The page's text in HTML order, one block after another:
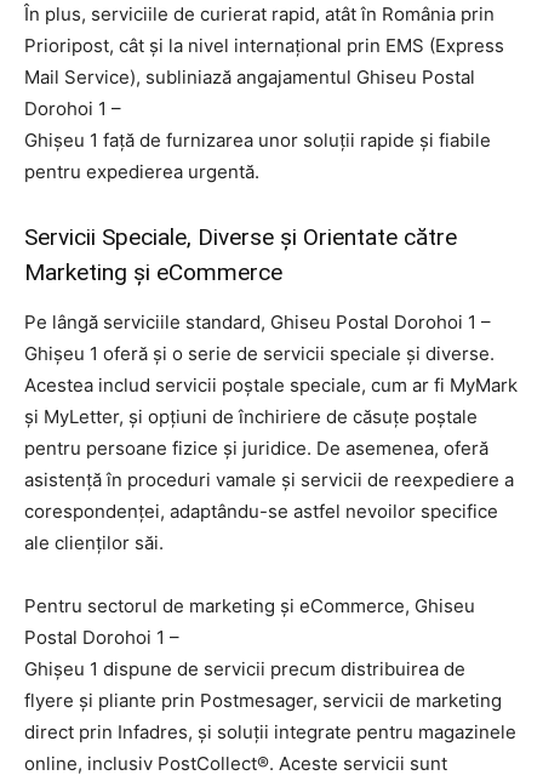
În plus, serviciile de curierat rapid, atât în România prin
Prioripost, cât și la nivel internațional prin EMS (Express
Mail Service), subliniază angajamentul Ghiseu Postal
Dorohoi 1 –
Ghişeu 1 față de furnizarea unor soluții rapide și fiabile
pentru expedierea urgentă.
Servicii Speciale, Diverse și Orientate către
Marketing și eCommerce
Pe lângă serviciile standard, Ghiseu Postal Dorohoi 1 –
Ghişeu 1 oferă și o serie de servicii speciale și diverse.
Acestea includ servicii poștale speciale, cum ar fi MyMark
și MyLetter, și opțiuni de închiriere de căsuțe poștale
pentru persoane fizice și juridice. De asemenea, oferă
asistență în proceduri vamale și servicii de reexpediere a
corespondenței, adaptându-se astfel nevoilor specifice
ale clienților săi.
Pentru sectorul de marketing și eCommerce, Ghiseu
Postal Dorohoi 1 –
Ghişeu 1 dispune de servicii precum distribuirea de
flyere și pliante prin Postmesager, servicii de marketing
direct prin Infadres, și soluții integrate pentru magazinele
online, inclusiv PostCollect®. Aceste servicii sunt